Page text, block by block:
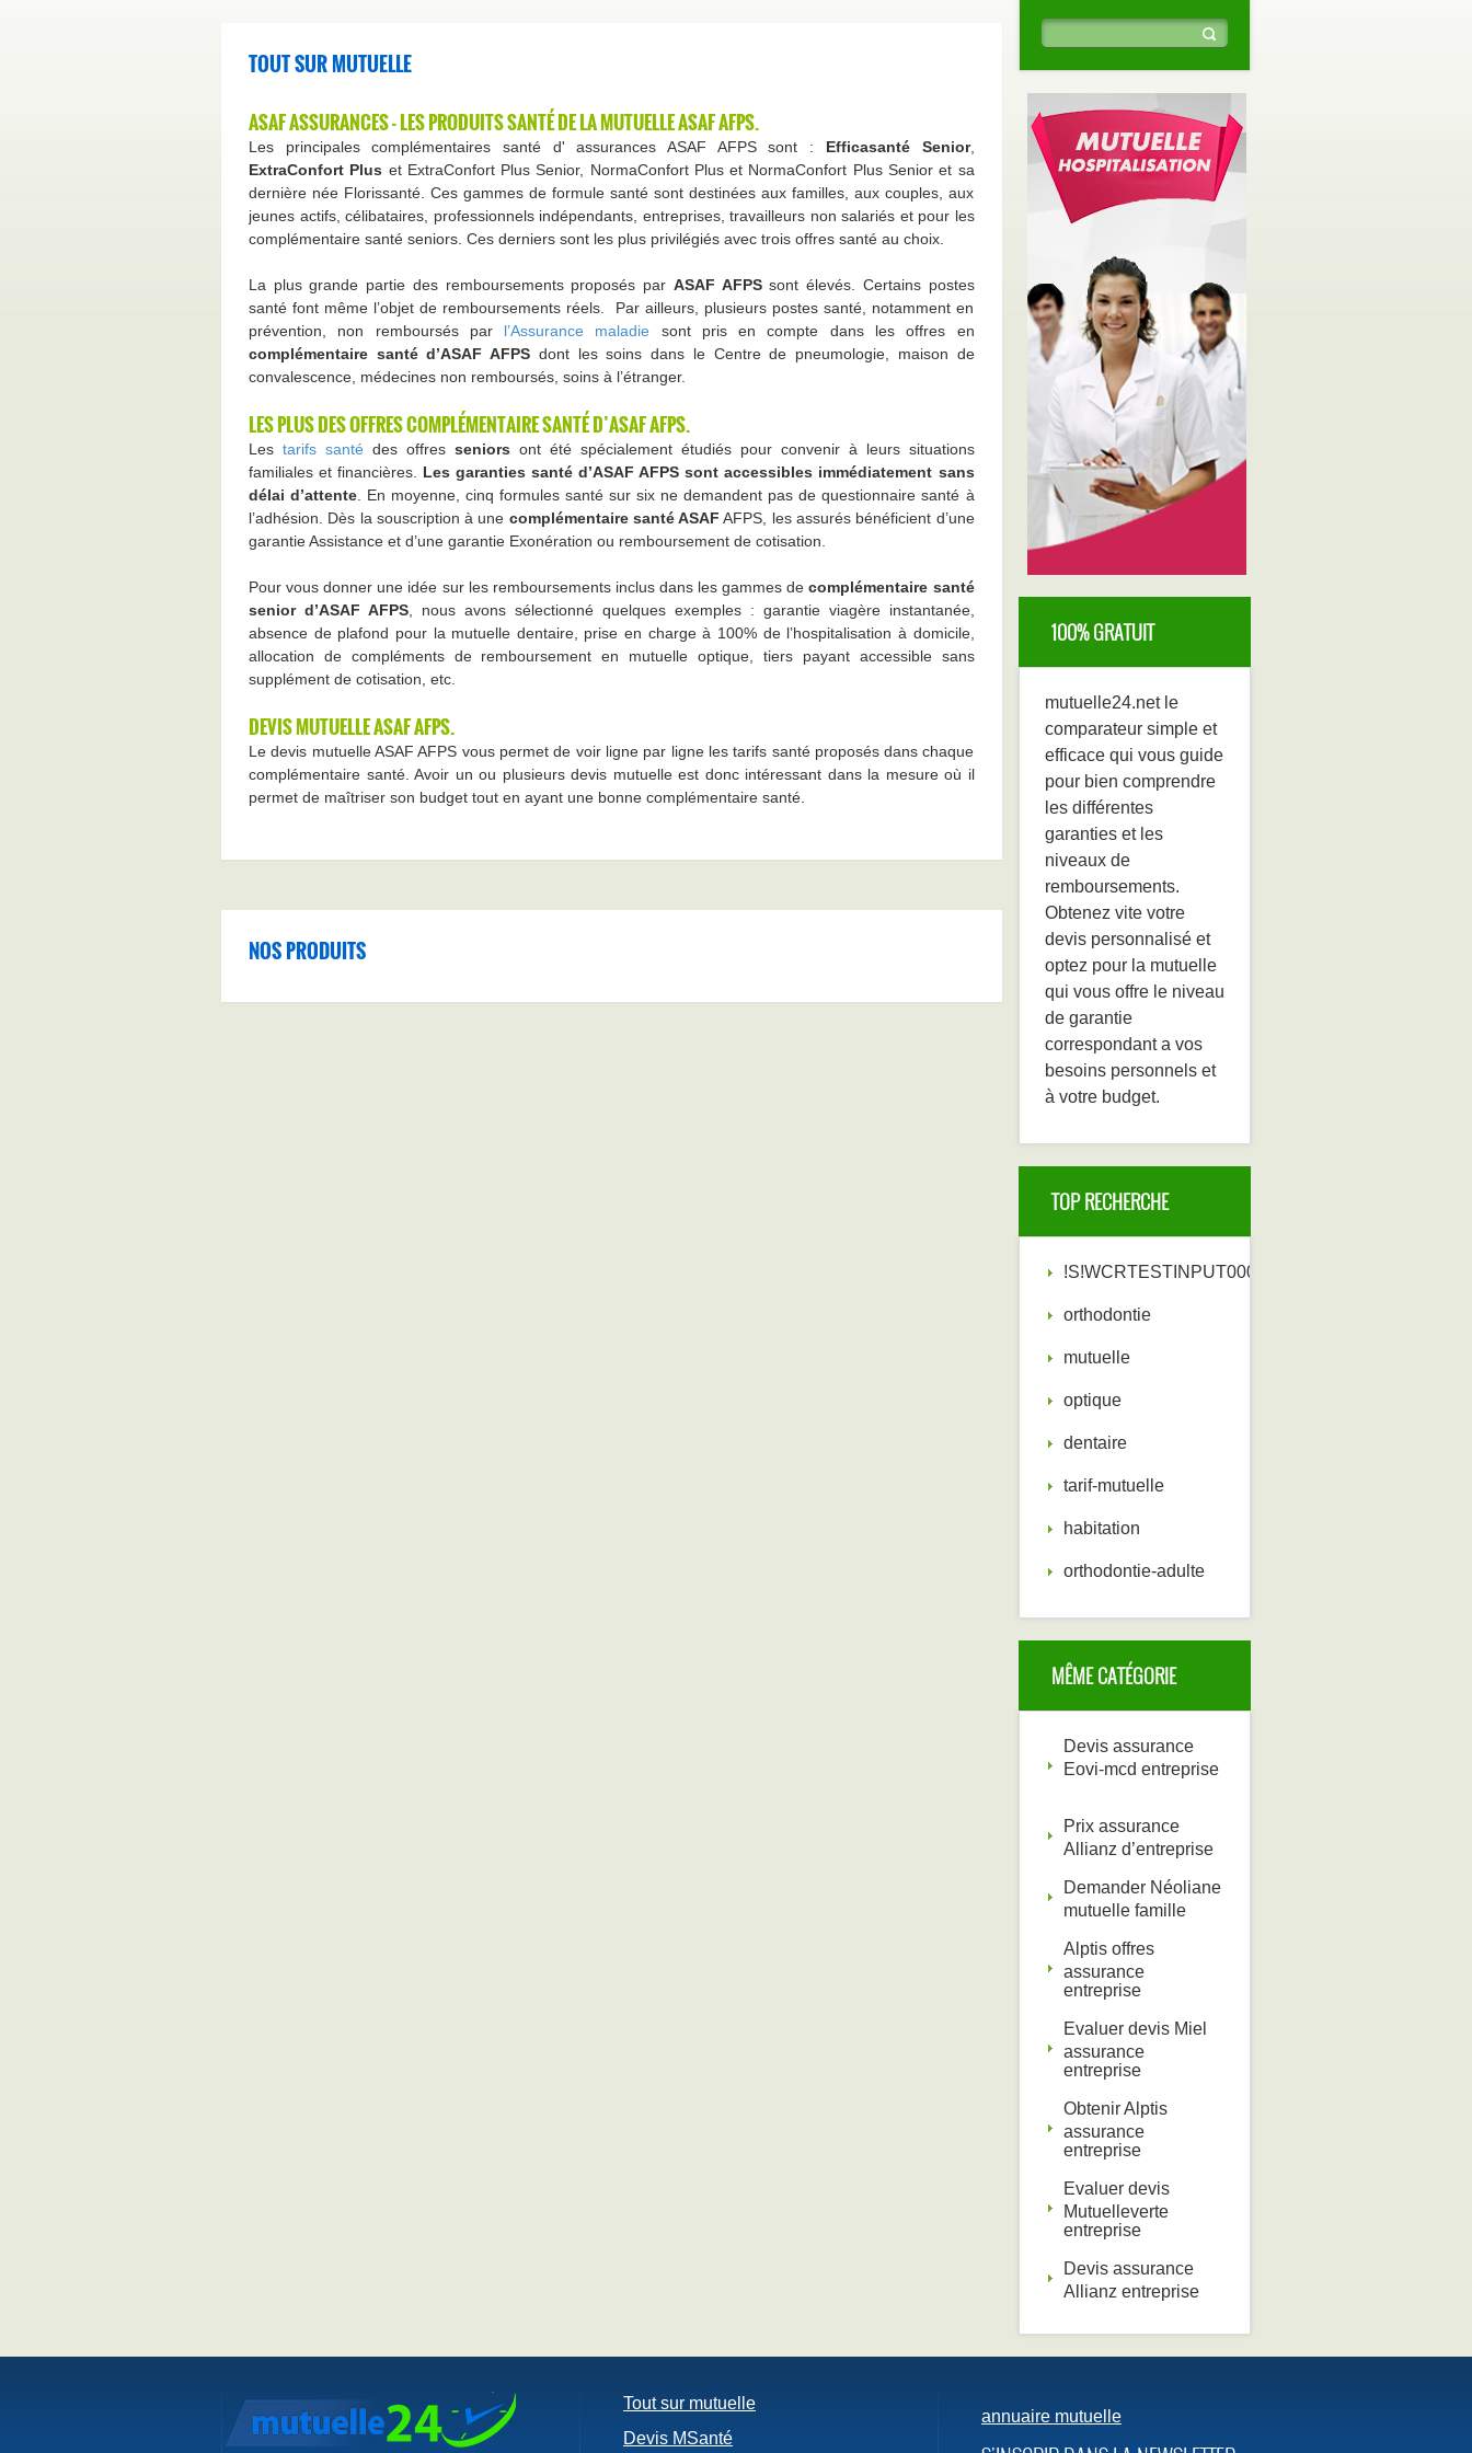
TOUT SUR MUTUELLE
ASAF ASSURANCES - LES PRODUITS SANTÉ DE LA MUTUELLE ASAF AFPS.
Les principales complémentaires santé d' assurances ASAF AFPS sont : Efficasanté Senior,
ExtraConfort Plus et ExtraConfort Plus Senior, NormaConfort Plus et NormaConfort Plus Senior et sa
dernière née Florissanté. Ces gammes de formule santé sont destinées aux familles, aux couples, aux
jeunes actifs, célibataires, professionnels indépendants, entreprises, travailleurs non salariés et pour les
complémentaire santé seniors. Ces derniers sont les plus privilégiés avec trois offres santé au choix.
La plus grande partie des remboursements proposés par ASAF AFPSsont élevés. Certains postes
santé font même l’objet de remboursements réels. Par ailleurs, plusieurs postes santé, notamment en
prévention, non remboursés par l’Assurance maladie sont pris en compte dans les offres en
complémentaire santé d’ASAF AFPS dont les soins dans le Centre de pneumologie, maison de
convalescence, médecines non remboursés, soins à l’étranger.
LES PLUS DES OFFRES COMPLÉMENTAIRE SANTÉ D’ASAF AFPS.
Les tarifs santé des offres seniors ont été spécialement étudiés pour convenir à leurs situations
familiales et financières. Les garanties santé d’ASAF AFPS sont accessibles immédiatement sans
délai d’attente . En moyenne, cinq formules santé sur six ne demandent pas de questionnaire santé à
l’adhésion. Dès la souscription à une complémentaire santé ASAF AFPS, les assurés bénéficient d’une
garantie Assistance et d’une garantie Exonération ou remboursement de cotisation.
Pour vous donner une idée sur les remboursements inclus dans les gammes decomplémentaire santé
senior d’ASAF AFPS, nous avons sélectionné quelques exemples : garantie viagère instantanée,
absence de plafond pour la mutuelle dentaire, prise en charge à 100% de l’hospitalisation à domicile,
allocation de compléments de remboursement en mutuelle optique, tiers payant accessible sans
supplément de cotisation, etc.
DEVIS MUTUELLE ASAF AFPS.
Le devis mutuelle ASAF AFPS vous permet de voir ligne par ligne les tarifs santé proposés dans chaque
complémentaire santé. Avoir un ou plusieurs devis mutuelle est donc intéressant dans la mesure où il
permet de maîtriser son budget tout en ayant une bonne complémentaire santé.
NOS PRODUITS
100% GRATUIT
mutuelle24.net le
comparateur simple et
efficace qui vous guide
pour bien comprendre
les différentes
garanties et les
niveaux de
remboursements.
Obtenez vite votre
devis personnalisé et
optez pour la mutuelle
qui vous offre le niveau
de garantie
correspondant a vos
besoins personnels et
à votre budget.
TOP RECHERCHE
!S!WCRTESTINPUT000000!E!
orthodontie
mutuelle
optique
dentaire
tarif-mutuelle
habitation
orthodontie-adulte
MÊME CATÉGORIE
Devis assurance
Eovi-mcd entreprise
Prix assurance
Allianz d’entreprise
Demander Néoliane
mutuelle famille ‎
Alptis offres
assurance
entreprise ‎
Evaluer devis Miel
assurance
entreprise ‎
Obtenir Alptis
assurance
entreprise
Evaluer devis
Mutuelleverte
entreprise
Devis assurance
Allianz entreprise ‎
Tout sur mutuelle
Devis MSanté
annuaire mutuelle